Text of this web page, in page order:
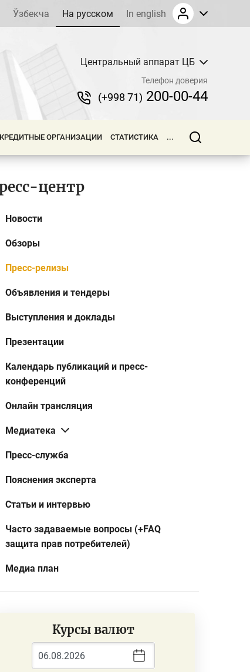
Ўзбекча На русском In english
Центральный аппарат ЦБ
Телефон доверия
(+998 71) 200-00-44
КРЕДИТНЫЕ ОРГАНИЗАЦИИ СТАТИСТИКА ...
центр
Новости
Обзоры
Пресс-релизы
Объявления и тендеры
Выступления и доклады
Презентации
Календарь публикаций и пресс-
конференций
Онлайн трансляция
Медиатека
Пресс-служба
Пояснения эксперта
Статьи и интервью
Часто задаваемые вопросы (+FAQ
защита прав потребителей)
Медиа план
Курсы валют